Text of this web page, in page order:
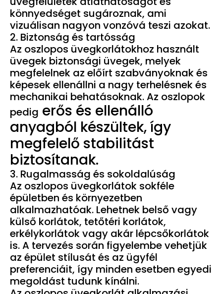
könnyedséget sugároznak, ami
vizuálisan nagyon vonzóvá teszi azokat.
2. Biztonság és tartósság
Az oszlopos üvegkorlátokhoz használt
üvegek biztonsági üvegek, melyek
megfelelnek az előírt szabványoknak és
képesek ellenállni a nagy terhelésnek és
mechanikai behatásoknak. Az oszlopok
pedig erős és ellenálló
anyagból készültek, így
megfelelő stabilitást
biztosítanak.
3. Rugalmasság és sokoldalúság
Az oszlopos üvegkorlátok sokféle
épületben és környezetben
alkalmazhatóak. Lehetnek belső vagy
külső korlátok, tetőtéri korlátok,
erkélykorlátok vagy akár lépcsőkorlátok
is. A tervezés során figyelembe vehetjük
az épület stílusát és az ügyfél
preferenciáit, így minden esetben egyedi
megoldást tudunk kínálni.